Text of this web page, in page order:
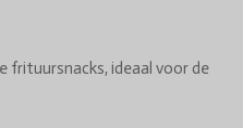
ideaal voor de